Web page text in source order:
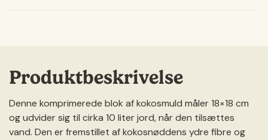
Produktbeskrivelse
Denne komprimerede blok af kokosmuld måler 18×18 cm
og udvider sig til cirka 10 liter jord, når den tilsættes
vand. Den er fremstillet af kokosnøddens ydre fibre og